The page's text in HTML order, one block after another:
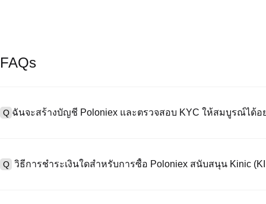
FAQs
Q ฉันจะสร้างบัญชี Poloniex และตรวจสอบ KYC ให้สมบูรณ์ได้อ
"ความปลอดภัย" อัปโหลดเอกสาร Id ที่ถูกต้องของคุณ และถ่ายเซลฟี่เ
Q วิธีการชำระเงินใดสำหรับการซื้อ Poloniex สนับสนุน Kinic